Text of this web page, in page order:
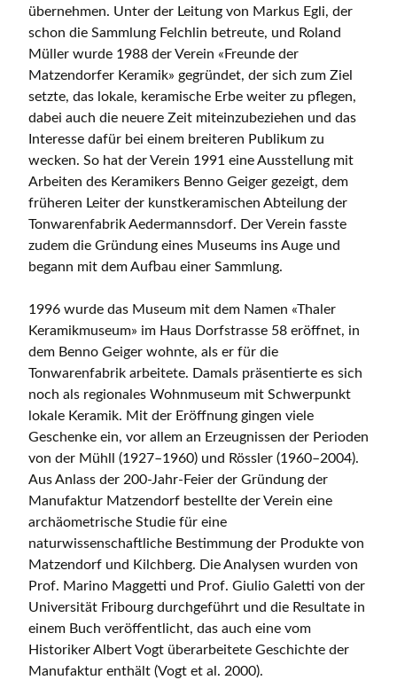
übernehmen. Unter der Leitung von Markus Egli, der
schon die Sammlung Felchlin betreute, und Roland
Müller wurde 1988 der Verein «Freunde der
Matzendorfer Keramik» gegründet, der sich zum Ziel
setzte, das lokale, keramische Erbe weiter zu pflegen,
dabei auch die neuere Zeit miteinzubeziehen und das
Interesse dafür bei einem breiteren Publikum zu
wecken. So hat der Verein 1991 eine Ausstellung mit
Arbeiten des Keramikers Benno Geiger gezeigt, dem
früheren Leiter der kunstkeramischen Abteilung der
Tonwarenfabrik Aedermannsdorf. Der Verein fasste
zudem die Gründung eines Museums ins Auge und
begann mit dem Aufbau einer Sammlung.
1996 wurde das Museum mit dem Namen «Thaler
Keramikmuseum» im Haus Dorfstrasse 58 eröffnet, in
dem Benno Geiger wohnte, als er für die
Tonwarenfabrik arbeitete. Damals präsentierte es sich
noch als regionales Wohnmuseum mit Schwerpunkt
lokale Keramik. Mit der Eröffnung gingen viele
Geschenke ein, vor allem an Erzeugnissen der Perioden
von der Mühll (1927–1960) und Rössler (1960–2004).
Aus Anlass der 200-Jahr-Feier der Gründung der
Manufaktur Matzendorf bestellte der Verein eine
archäometrische Studie für eine
naturwissenschaftliche Bestimmung der Produkte von
Matzendorf und Kilchberg. Die Analysen wurden von
Prof. Marino Maggetti und Prof. Giulio Galetti von der
Universität Fribourg durchgeführt und die Resultate in
einem Buch veröffentlicht, das auch eine vom
Historiker Albert Vogt überarbeitete Geschichte der
Manufaktur enthält (Vogt et al. 2000).